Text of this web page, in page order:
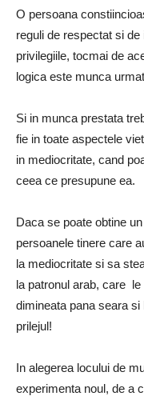
O persoana
reguli de respectat si
privilegiile, tocmai de
logica este munca
Si in munca prestata
fie in toate aspectele
in mediocritate, cand
ceea ce presupune ea.
Daca se poate obtine
persoanele tinere care
la mediocritate si sa
la patronul arab, care
dimineata pana seara
prilejul!
In alegerea locului de
experimenta noul, de a